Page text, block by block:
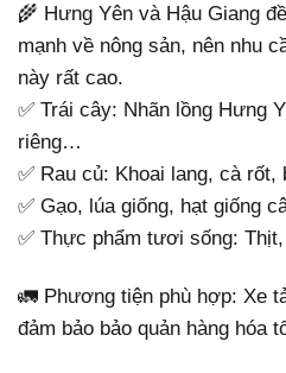
🌾 Hưng Yên và Hậu Giang
mạnh về nông sản, nên nhu
này rất cao.
✅ Trái cây: Nhãn lồng Hưng
riêng…
✅ Rau củ: Khoai lang, cà
✅ Gạo, lúa giống, hạt giống
✅ Thực phẩm tươi sống:
🚛 Phương tiện phù hợp: Xe
đảm bảo bảo quản hàng hóa